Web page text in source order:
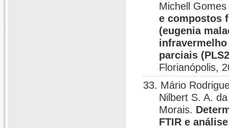
Michell
e compostos
(eugenia
parciais
Florianópolis,
33. Mário
Nilbert S. A.
Morais.
FTIR e